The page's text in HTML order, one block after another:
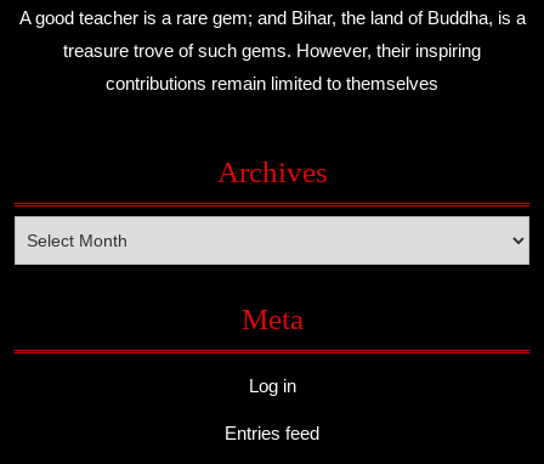
A good teacher is a rare gem; and Bihar, the land of Buddha, is a
treasure trove of such gems. However, their inspiring
contributions remain limited to themselves
Archives
Meta
Log in
Entries feed